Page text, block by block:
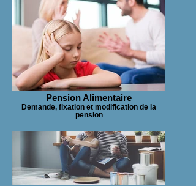
Pension Alimentaire
Demande, fixation et modification de la
pension